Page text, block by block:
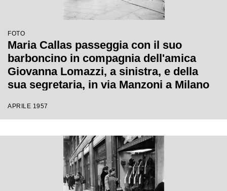
FOTO
Maria Callas passeggia con il suo
barboncino in compagnia dell'amica
Giovanna Lomazzi, a sinistra, e della
sua segretaria, in via Manzoni a Milano
APRILE 1957